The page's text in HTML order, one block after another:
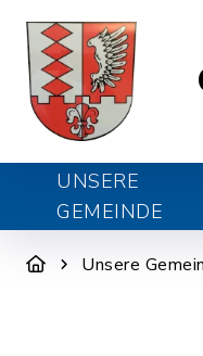
UNSERE
GEMEINDE
Unsere